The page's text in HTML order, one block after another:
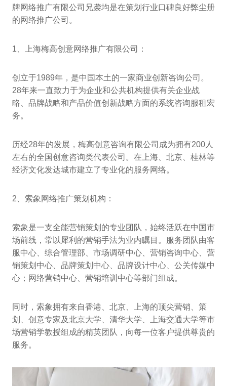
牌网络推广有限公司兄袭均是在策划行业口碑良好弊尘册
的网络推广公司。
1、上海梅高创意网络推广有限公司：
创立于1989年，是中国本土的一家商业创新咨询公司。
28年来一直致力于为企业和公共机构提供有关企业战
略、品牌战略和产品价值创新战略方面的系统咨询服租宏
务。
历经28年的发展，梅高创意咨询有限公司成为拥有200人
左右的全国创意咨询类代表公司。在上海、北京、桂林等
经济文化发达城市建立了专业化的服务网络。
2、索象网络推广策划机构：
索象是一支全能营销策划的专业团队，始终活跃在中国市
场前线，常以犀利的营销手法为业内瞩目。服务团队由客
服中心、综合管理部、市场调研中心、营销咨询中心、营
销策划中心、品牌策划中心、品牌设计中心、公关传媒中
心；网络营销中心、营销培训中心等部门组成。
同时，索象拥有来自香港、北京、上海的顶尖营销、策
划、创意专家及北京大学、清华大学、上海交通大学等市
场营销学教授组成的精英团队，向每一位客户提供尊贵的
服务。